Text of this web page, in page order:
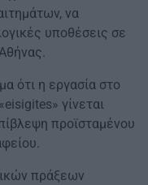
να
υποθέσεις σε
ότι η εργασία στο
γίνεται
προϊσταμένου
πράξεων